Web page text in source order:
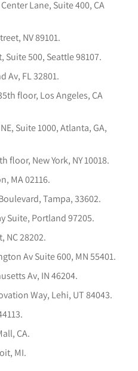
Lane, Suite 400, CA
NV 89101.
Suite 500, Seattle 98107.
Av, FL 32801.
floor, Los Angeles, CA
Suite 1000, Atlanta, GA,
floor, New York, NY 10018.
MA 02116.
Tampa, 33602.
Suite, Portland 97205.
NC 28202.
Av Suite 600, MN 55401.
Av, IN 46204.
Way, Lehi, UT 84043.
CA.
MI.